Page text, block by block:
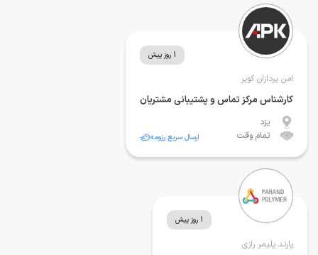
1 روز پیش
امن پردازان کویر
کارشناس مرکز تماس و پشتیبانی مشتریان
یزد
تمام وقت
ارسال سریع رزومه
1 روز پیش
پارند پلیمر رازی